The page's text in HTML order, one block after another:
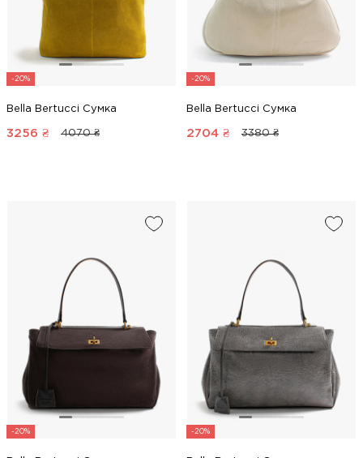
-20%
Bella Bertucci Сумка
3256 ₴ 4070 ₴
-20%
Bella Bertucci Сумка
2704 ₴ 3380 ₴
-20% -20%